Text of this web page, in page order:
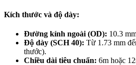
Kích thước và độ dày:
Đường kính ngoài (OD): 10.3
Độ dày (SCH 40): Từ 1.73 mm
thước).
Chiều dài tiêu chuẩn: 6m hoặc